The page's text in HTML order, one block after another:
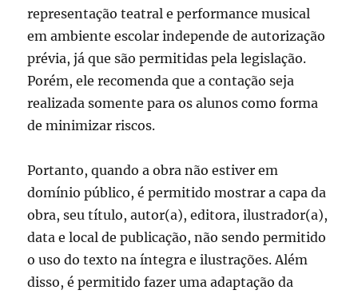
representação teatral e performance musical
em ambiente escolar independe de autorização
prévia, já que são permitidas pela legislação.
Porém, ele recomenda que a contação seja
realizada somente para os alunos como forma
de minimizar riscos.
Portanto, quando a obra não estiver em
domínio público, é permitido mostrar a capa da
obra, seu título, autor(a), editora, ilustrador(a),
data e local de publicação, não sendo permitido
o uso do texto na íntegra e ilustrações. Além
disso, é permitido fazer uma adaptação da